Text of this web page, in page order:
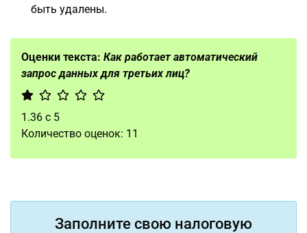
быть удалены.
Оценки текста: Как работает автоматический
запрос данных для третьих лиц?
1.36 с 5
Количество оценок: 11
Заполните свою налоговую